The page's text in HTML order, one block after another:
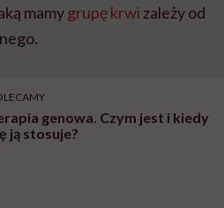
mamygrupę krwi zależy od
genowa. Czym jest i kiedy
ją stosuje?